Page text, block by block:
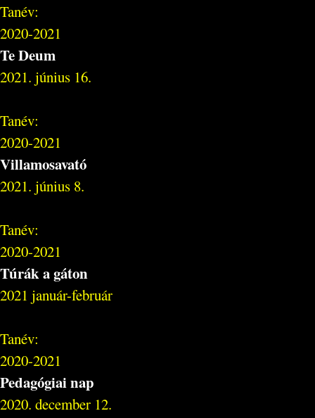
Tanév:
2020-2021
Te Deum
2021. június 16.
Tanév:
2020-2021
Villamosavató
2021. június 8.
Tanév:
2020-2021
Túrák a gáton
2021 január-február
Tanév:
2020-2021
Pedagógiai nap
2020. december 12.